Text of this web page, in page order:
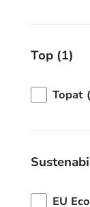
Top (1)
Topat
EU